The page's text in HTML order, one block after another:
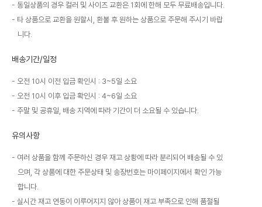
동일상품의 경우 컬러 및 사이즈 교환은 1회에 한해 모두 무료배송입니다.
타 상품으로 교환을 원할시, 환불 후 원하는 상품으로 주문해 주시기 바랍
니다.
배송기간/일정
오전 10시 이전 입금 확인시 : 3~5일 소요
오전 10시 이후 입금 확인시 : 4~6일 소요
주말 및 공휴일, 배송 지역에 따라 기간이 더 소요될 수 있습니다.
유의사항
여러 상품을 함께 주문하신 경우 재고 상황에 따라 분리되어 배송될 수 있
으며, 각 상품에 대한 주문상태 및 송장번호는 마이페이지에서 확인 가능
합니다.
실시간 재고 연동이 이루어지지 않아 상품이 재고 부족으로 인해 품절될